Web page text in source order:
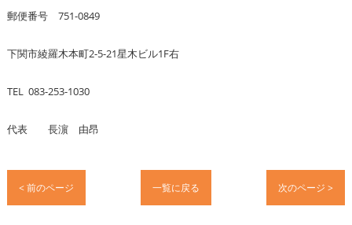
郵便番号 751-0849
下関市綾羅木本町2-5-21星木ビル1F右
TEL 083-253-1030
代表 長濵 由昂
< 前のページ 一覧に戻る 次のページ >